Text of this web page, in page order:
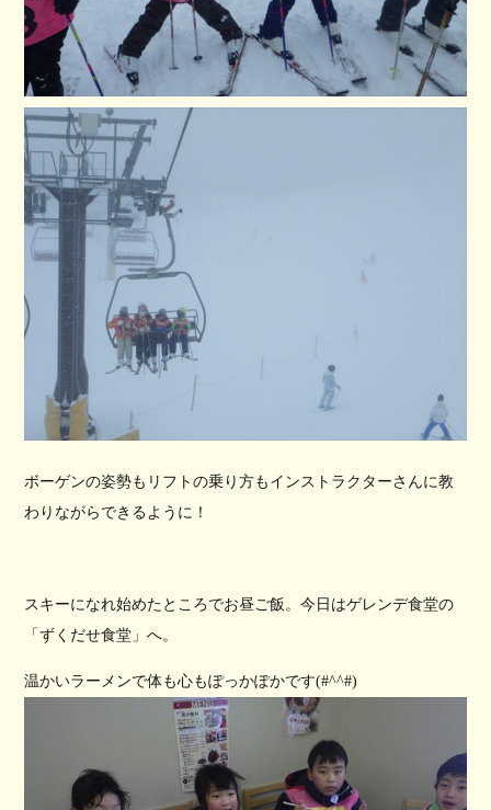
ボーゲンの姿勢もリフトの乗り方もインストラクターさんに教
わりながらできるように！
スキーになれ始めたところでお昼ご飯。今日はゲレンデ食堂の
「ずくだせ食堂」へ。
温かいラーメンで体も心もぽっかぽかです(#^^#)